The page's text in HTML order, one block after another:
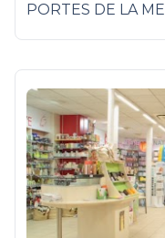
PORTES DE LA